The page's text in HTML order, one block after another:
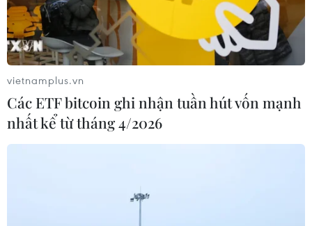
vietnamplus.vn
Các ETF bitcoin ghi nhận tuần hút vốn mạnh
nhất kể từ tháng 4/2026